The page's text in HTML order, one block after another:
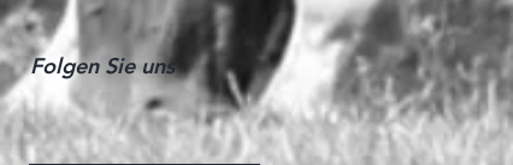
Folgen Sie uns